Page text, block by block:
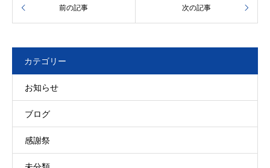
カテゴリー
お知らせ
ブログ
感謝祭